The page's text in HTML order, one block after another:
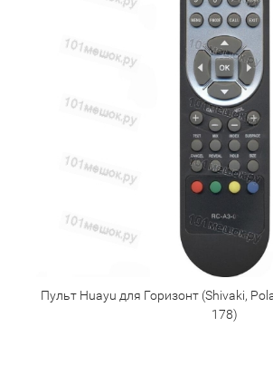
Пульт Huayu для Горизонт (Shivaki,
178)